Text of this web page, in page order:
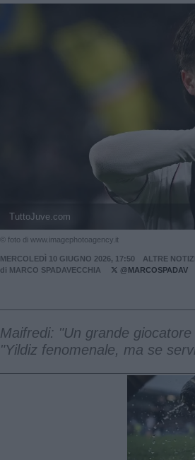
TuttoJuve.com
© foto di www.imagephotoagency.it
MERCOLEDÌ 10 GIUGNO 2026, 17:50
ALTRE
di MARCO SPADAVECCHIA @MARCOSPADAV
Maifredi: "Un grande
"Yildiz fenomenale, ma se